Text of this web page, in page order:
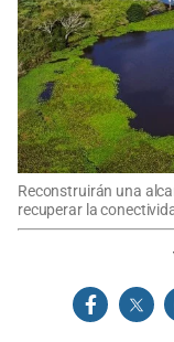
Reconstruirán una
recuperar la